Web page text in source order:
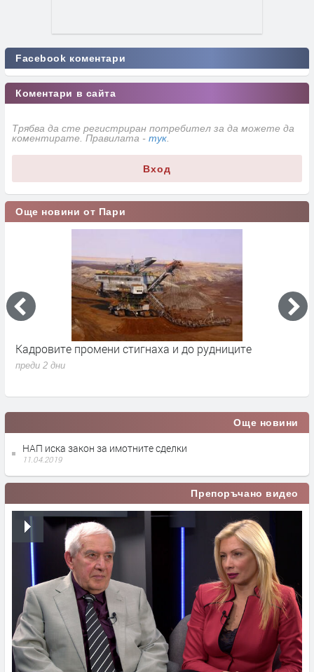
Facebook коментари
Коментари в сайта
Трябва да сте регистриран потребител за да можете да
коментирате. Правилата - тук
Вход
Още новини от Пари
Кадровите промени стигнаха и до рудниците
преди 2 дни
Още новини
НАП иска закон за имотните сделки
11.04.2019
Препоръчано видео